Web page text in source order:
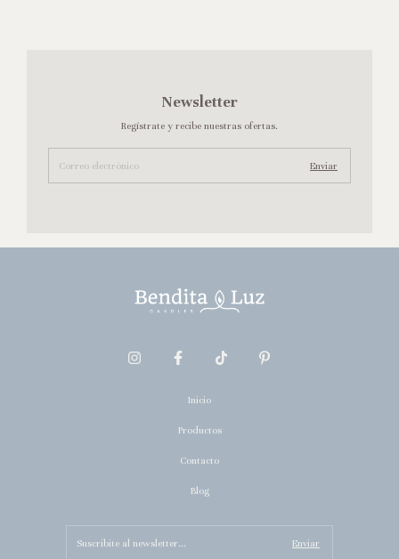
Newsletter
Regístrate y recibe nuestras ofertas.
Inicio
Productos
Contacto
Blog